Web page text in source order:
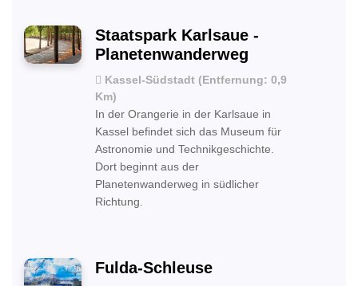
Staatspark Karlsaue -
Planetenwanderweg
Kassel-Südstadt (Entfernung: 0,9
Km)
In der Orangerie in der Karlsaue in
Kassel befindet sich das Museum für
Astronomie und Technikgeschichte.
Dort beginnt aus der
Planetenwanderweg in südlicher
Richtung.
Fulda-Schleuse